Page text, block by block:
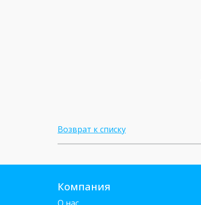
Возврат к списку
Компания
О нас